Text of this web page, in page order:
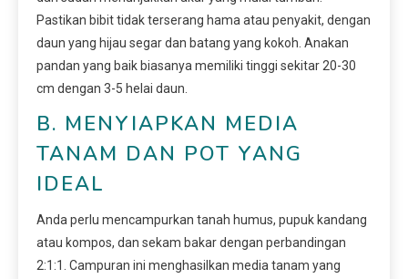
Pastikan bibit tidak terserang hama atau penyakit, dengan
daun yang hijau segar dan batang yang kokoh. Anakan
pandan yang baik biasanya memiliki tinggi sekitar 20-30
cm dengan 3-5 helai daun.
B. MENYIAPKAN MEDIA
TANAM DAN POT YANG
IDEAL
Anda perlu mencampurkan tanah humus, pupuk kandang
atau kompos, dan sekam bakar dengan perbandingan
2:1:1. Campuran ini menghasilkan media tanam yang